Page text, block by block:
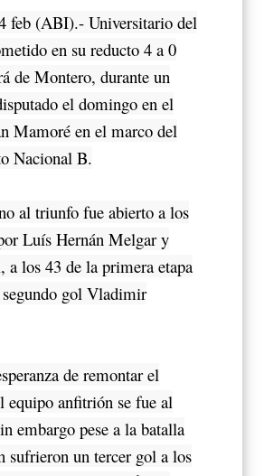
feb (ABI).- Universitario del
en su reducto 4 a 0
de Montero, durante un
el domingo en el
Mamoré en el marco del
Nacional B.
al triunfo fue abierto a los
Luís Hernán Melgar y
a los 43 de la primera etapa
gol Vladimir
de remontar el
equipo anfitrión se fue al
embargo pese a la batalla
sufrieron un tercer gol a los